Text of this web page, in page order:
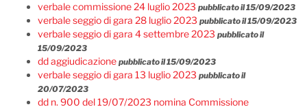
verbale commissione 24 luglio 2023 pubblicato il 15/09/2023
verbale seggio di gara 28 luglio 2023 pubblicato il 15/09/2023
verbale seggio di gara 4 settembre 2023 pubblicato il
15/09/2023
dd aggiudicazione pubblicato il 15/09/2023
verbale seggio di gara 13 luglio 2023 pubblicato il
20/07/2023
dd n. 900 del 19/07/2023 nomina Commissione